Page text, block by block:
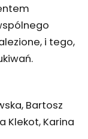
i tego,
Bartosz
Klekot, Karina